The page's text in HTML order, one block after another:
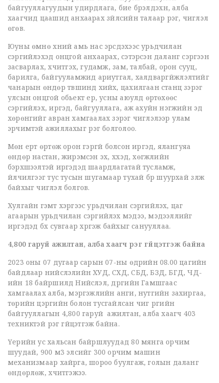
байгууллагуудын удирдлага, бие бүрэлдэхүүн, алба
хаагчид цаашид анхаарах зүйлсийн талаар үүрэг, чиглэл
өгөв.
Юуны өмнө хүний амь нас эрсдэхээс урьдчилан
сэргийлэхэд онцгой анхаарах, сэтэрсэн даланг сэргээн
засварлах, хүчитгэх, гудамж, зам, талбай, орон сууц,
барилга, байгууламжид ариутгал, халдваргүйжүүлэлтийг
чанарын өндөр түвшинд хийх, цахилгаан станц зэрэг
улсын онцгой обьект үер, усны аюулд өртөхөөс
сэргийлэх, иргэд, байгууллага, аж ахуйн нэгжийн эд
хөрөнгийг авран хамгаалах зэрэг чиглэлээр улам
эрчимтэй ажиллахыг үүрэг болголоо.
Мөн үерт өртөж орон гэргүй болсон иргэд, ялангуяа
өндөр настан, жирэмсэн эх, хүүхэд, хөгжлийн
бэрхшээлтэй иргэдэд шаардлагатай тусламж,
үйлчилгээг тус тусын шугамаар тухай бүр шуурхай үзүүлж
байхыг чиглэл болгов.
Хулгайн гэмт хэргээс урьдчилан сэргийлэх, цаг
агаарын урьдчилан сэргийлэх мэдээ, мэдээллийг
иргэдэд бүх сувгаар хүргэж байхыг санууллаа.
4,800 гаруй ажилтан, алба хаагч үүрэг гүйцэтгэж байна
2023 оны 07 дугаар сарын 07-ны өдрийн 08.00 цагийн
байдлаар нийслэлийн ХУД, СХД, СБД, БЗД, БГД, ЧД-
ийн 18 байршилд Нийслэл, дүүргийн Гамшгаас
хамгаалах алба, мэргэжлийн анги, нутгийн захиргаа,
төрийн цэргийн болон тусгайлсан чиг үүргийн
байгууллагын 4,800 гаруй ажилтан, алба хаагч 403
техниктэй үүрэг гүйцэтгэж байна.
Үерийн ус хальсан байршлуудад 80 мянга орчим
шуудай, 900 м3 элсийг 300 орчим машин
механизмаар хайрга, шороо буулгаж, голын даланг
өндөрлөж, хүчитгэжээ.